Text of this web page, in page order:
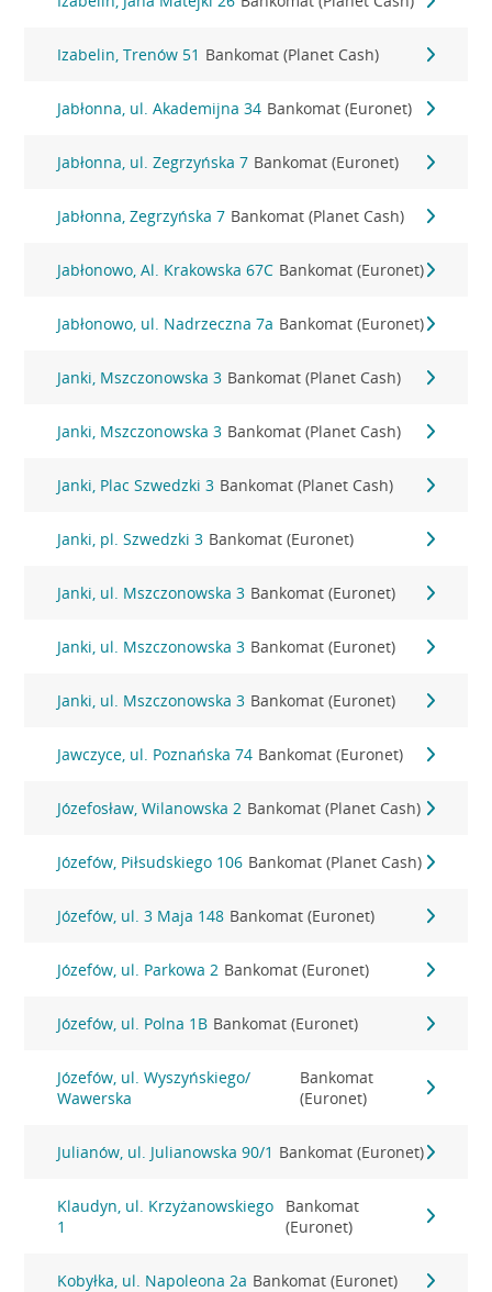
Izabelin, Trenów 51 Bankomat (Planet Cash)
Jabłonna, ul. Akademijna 34 Bankomat (Euronet)
Jabłonna, ul. Zegrzyńska 7 Bankomat (Euronet)
Jabłonna, Zegrzyńska 7 Bankomat (Planet Cash)
Jabłonowo, Al. Krakowska 67C Bankomat (Euronet)
Jabłonowo, ul. Nadrzeczna 7a Bankomat (Euronet)
Janki, Mszczonowska 3 Bankomat (Planet Cash)
Janki, Mszczonowska 3 Bankomat (Planet Cash)
Janki, Plac Szwedzki 3 Bankomat (Planet Cash)
Janki, pl. Szwedzki 3 Bankomat (Euronet)
Janki, ul. Mszczonowska 3 Bankomat (Euronet)
Janki, ul. Mszczonowska 3 Bankomat (Euronet)
Janki, ul. Mszczonowska 3 Bankomat (Euronet)
Jawczyce, ul. Poznańska 74 Bankomat (Euronet)
Józefosław, Wilanowska 2 Bankomat (Planet Cash)
Józefów, Piłsudskiego 106 Bankomat (Planet Cash)
Józefów, ul. 3 Maja 148 Bankomat (Euronet)
Józefów, ul. Parkowa 2 Bankomat (Euronet)
Józefów, ul. Polna 1B Bankomat (Euronet)
Józefów, ul. Wyszyńskiego/
Wawerska
Bankomat
(Euronet)
Julianów, ul. Julianowska 90/1 Bankomat (Euronet)
Klaudyn, ul. Krzyżanowskiego
1
Bankomat
(Euronet)
Kobyłka, ul. Napoleona 2a Bankomat (Euronet)